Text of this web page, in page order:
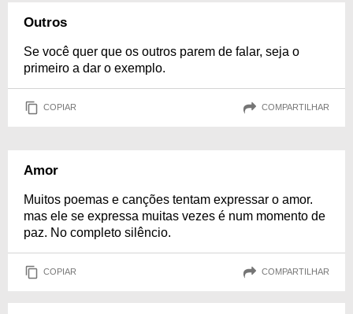
Outros
Se você quer que os outros parem de falar, seja o
primeiro a dar o exemplo.
COPIAR COMPARTILHAR
Amor
Muitos poemas e canções tentam expressar o amor.
mas ele se expressa muitas vezes é num momento de
paz. No completo silêncio.
COPIAR COMPARTILHAR